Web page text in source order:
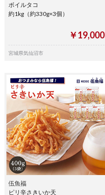
ボイルタコ
約1kg（約330g×3個）
￥19,000
宮城県気仙沼市
伍魚福
ピリ辛さきいか天